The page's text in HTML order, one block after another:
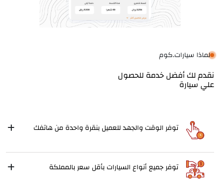
لماذا سيارات.كوم
نقدم لك أفضل خدمة للحصول
علي سيارة
توفر الوقت والجهد للعميل بنقرة واحدة من هاتفك
توفر جميع أنواع السيارات بأقل سعر بالمملكة